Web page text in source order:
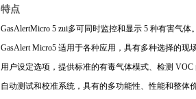
特点
GasAlertMicro 5 zui多可同时监控和显示 5 种有害气体。
GasAlert Micro5 适用于各种应用，具有多种选择的现
用户设定选项，提供标准的有毒气体模式、检测
自动测试和校准系统，具有的多功能性、性能和整体